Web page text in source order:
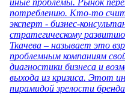
иные проблемы. Рынок
потреблению. Кто-то
эксперт - бизнес-
стратегическому
Ткачева – называет это
проблемным компаниям
диагностики бизнеса и
выхода из кризиса. Этот
пирамидой зрелости